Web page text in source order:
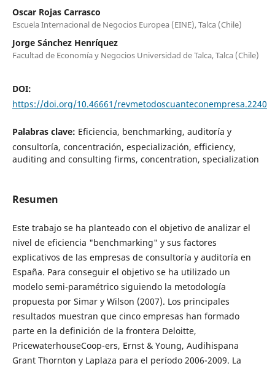
Oscar Rojas Carrasco
Escuela Internacional de Negocios Europea (EINE), Talca (Chile)
Jorge Sánchez Henríquez
Facultad de Economía y Negocios Universidad de Talca, Talca (Chile)
DOI:
https://doi.org/10.46661/revmetodoscuanteconempresa.2240
Palabras clave: Eficiencia, benchmarking, auditoría y
consultoría, concentración, especialización, efficiency,
auditing and consulting firms, concentration, specialization
Resumen
Este trabajo se ha planteado con el objetivo de analizar el
nivel de eficiencia "benchmarking" y sus factores
explicativos de las empresas de consultoría y auditoría en
España. Para conseguir el objetivo se ha utilizado un
modelo semi-paramétrico siguiendo la metodología
propuesta por Simar y Wilson (2007). Los principales
resultados muestran que cinco empresas han formado
parte en la definición de la frontera Deloitte,
PricewaterhouseCoop-ers, Ernst & Young, Audihispana
Grant Thornton y Laplaza para el período 2006-2009. La